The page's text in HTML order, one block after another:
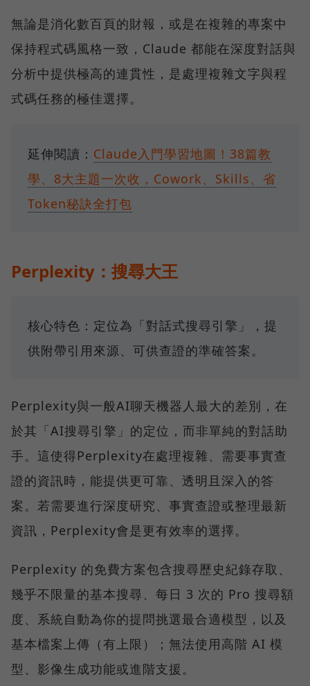
無論是消化數百頁的財報，或是在複雜的專案中
保持程式碼風格一致，Claude 都能在深度對話與
分析中提供極高的連貫性，是處理複雜文字與程
式碼任務的極佳選擇。
延伸閱讀： Claude入門學習地圖！38篇教
學、8大主題一次收，Cowork、Skills、省
Token秘訣全打包
Perplexity：搜尋大王
核心特色：定位為「對話式搜尋引擎」，提
供附帶引用來源、可供查證的準確答案。
Perplexity與一般AI聊天機器人最大的差別，在
於其「AI搜尋引擎」的定位，而非單純的對話助
手。這使得Perplexity在處理複雜、需要事實查
證的資訊時，能提供更可靠、透明且深入的答
案。若需要進行深度研究、事實查證或整理最新
資訊，Perplexity會是更有效率的選擇。
Perplexity 的免費方案包含搜尋歷史紀錄存取、
幾乎不限量的基本搜尋、每日 3 次的 Pro 搜尋額
度、系統自動為你的提問挑選最合適模型，以及
基本檔案上傳（有上限）；無法使用高階 AI 模
型、影像生成功能或進階支援。